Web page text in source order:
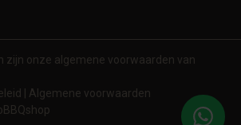
zijn onze algemene voorwaarden van
Algemene voorwaarden